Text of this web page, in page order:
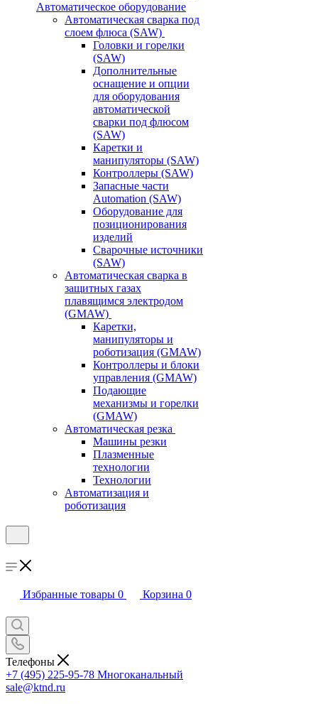
Автоматическое оборудование
Автоматическая сварка под
слоем флюса (SAW)
Головки и горелки
(SAW)
Дополнительные
оснащение и опции
для оборудования
автоматической
сварки под флюсом
(SAW)
Каретки и
манипуляторы (SAW)
Контроллеры (SAW)
Запасные части
Automation (SAW)
Оборудование для
позиционирования
изделий
Сварочные источники
(SAW)
Автоматическая сварка в
защитных газах
плавящимся электродом
(GMAW)
Каретки,
манипуляторы и
роботизация (GMAW)
Контроллеры и блоки
управления (GMAW)
Подающие
механизмы и горелки
(GMAW)
Автоматическая резка
Машины резки
Плазменные
технологии
Технологии
Автоматизация и
роботизация
Избранные товары 0 Корзина 0
Телефоны
+7 (495) 225-95-78 Многоканальный
sale@ktnd.ru